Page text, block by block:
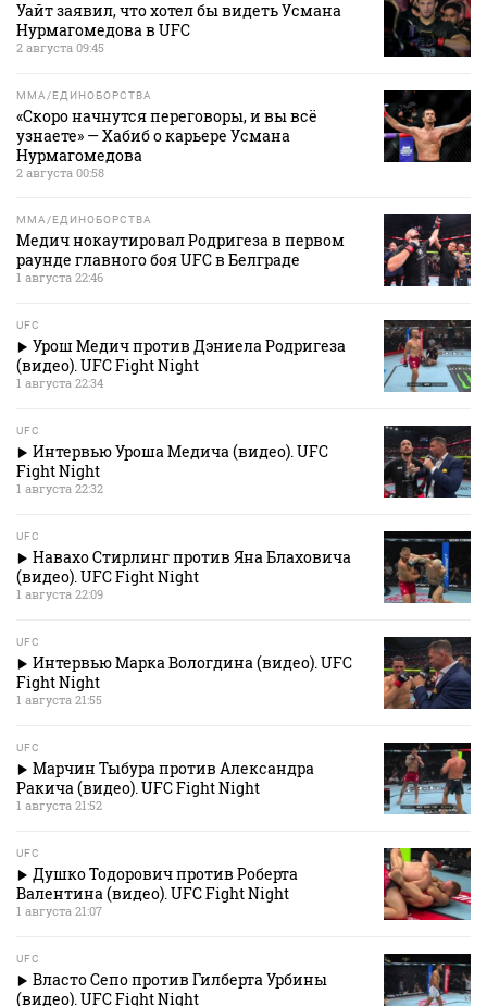
Уайт заявил, что хотел бы видеть Усмана
Нурмагомедова в UFC
2 августа 09:45
MMA/ЕДИНОБОРСТВА
«Скоро начнутся переговоры, и вы всё
узнаете» — Хабиб о карьере Усмана
Нурмагомедова
2 августа 00:58
MMA/ЕДИНОБОРСТВА
Медич нокаутировал Родригеза в первом
раунде главного боя UFC в Белграде
1 августа 22:46
UFC
Урош Медич против Дэниела Родригеза
(видео). UFC Fight Night
1 августа 22:34
UFC
Интервью Уроша Медича (видео). UFC
Fight Night
1 августа 22:32
UFC
Навахо Стирлинг против Яна Блаховича
(видео). UFC Fight Night
1 августа 22:09
UFC
Интервью Марка Вологдина (видео). UFC
Fight Night
1 августа 21:55
UFC
Марчин Тыбура против Александра
Ракича (видео). UFC Fight Night
1 августа 21:52
UFC
Душко Тодорович против Роберта
Валентина (видео). UFC Fight Night
1 августа 21:07
UFC
Власто Сепо против Гилберта Урбины
(видео). UFC Fight Night